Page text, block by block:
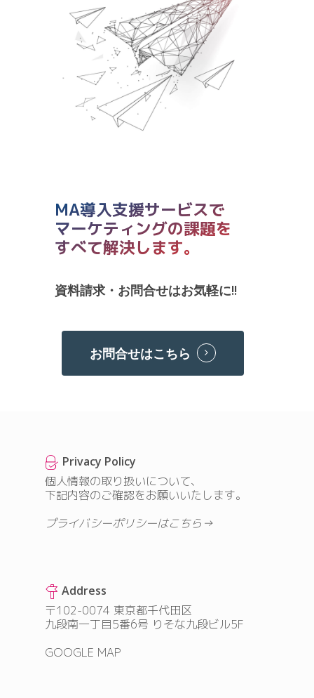
MA導入支援サービスで
マーケティングの課題を
すべて解決します。
資料請求・お問合せはお気軽に!!
お問合せはこちら
Privacy Policy
個人情報の取り扱いについて、
下記内容のご確認をお願いいたします。
プライバシーポリシーはこちら→
Address
〒102-0074 東京都千代田区
九段南一丁目5番6号 りそな九段ビル5F
GOOGLE MAP